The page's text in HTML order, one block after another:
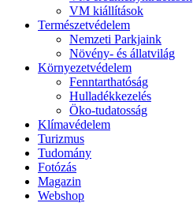
VM kiállítások
Természetvédelem
Nemzeti Parkjaink
Növény- és állatvilág
Környezetvédelem
Fenntarthatóság
Hulladékkezelés
Öko-tudatosság
Klímavédelem
Turizmus
Tudomány
Fotózás
Magazin
Webshop